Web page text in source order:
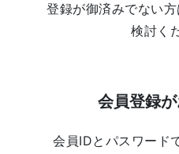
登録が御済みでない
検討く
会員登録
会員IDとパスワード